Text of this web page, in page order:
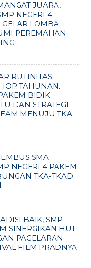
JUARA,
NEGERI 4
GELAR LOMBA
PEREMAHAN
RUTINITAS:
TAHUNAN,
BIDIK
DAN STRATEGI
MENUJU TKA
SMA
NEGERI 4 PAKEM
TKA-TKAD
BAIK, SMP
SINERGIKAN HUT
PAGELARAN
FILM PRADNYA